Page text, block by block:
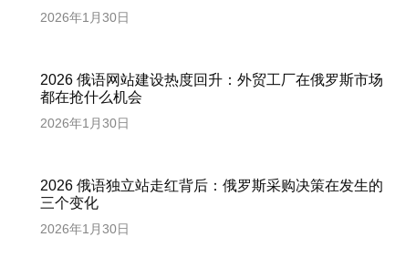
2026年1月30日
2026 俄语网站建设热度回升：外贸工厂在俄罗斯市场
都在抢什么机会
2026年1月30日
2026 俄语独立站走红背后：俄罗斯采购决策在发生的
三个变化
2026年1月30日